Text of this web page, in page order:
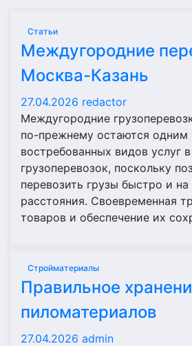
Статьи
Междугородние
Москва-Казань
27.04.2026 redactor
Междугородние
по-прежнему остаются одним
востребованных видов услуг
грузоперевозок, поскольку
перевозить грузы быстро и
расстояния. Своевременная
товаров и обеспечение их
Стройматериалы
Правильное
пиломатериалов
27.04.2026 admin